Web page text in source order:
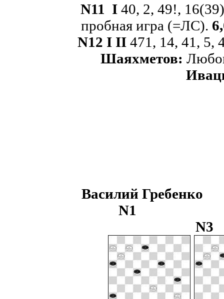
N11 I 40, 2, 49!,
пробная игра (=ЛС).
N12 I II 471, 14, 41,
Шаяхметов:
Василий Гребенко
N1
N